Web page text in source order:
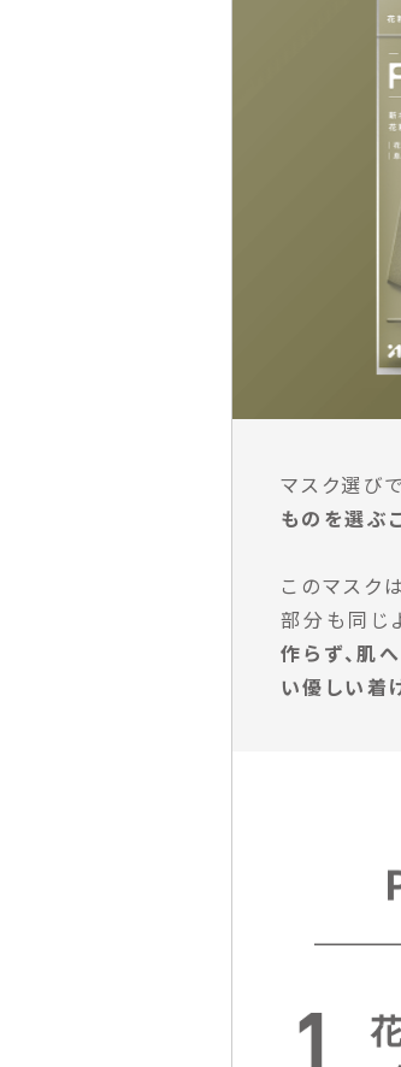
マスク選び
ものを選ぶ
このマスク
部分も同じ
作らず、肌
い優しい着